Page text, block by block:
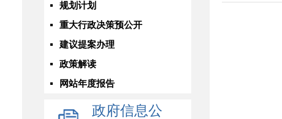
规划计划
重大行政决策预公开
建议提案办理
政策解读
网站年度报告
政府信息公